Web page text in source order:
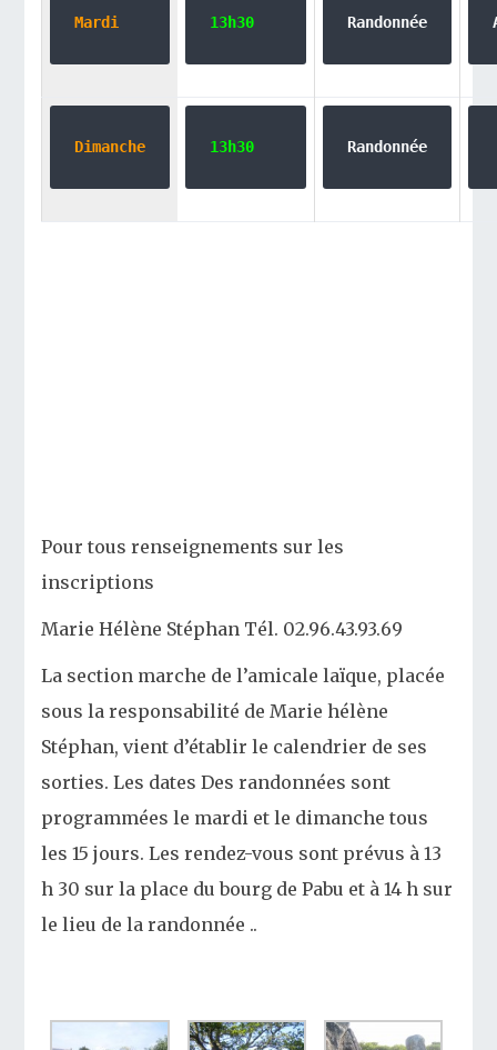
Mardi 13h30 Randonnée
Dimanche 13h30 Randonnée
Pour tous renseignements sur les
inscriptions
Marie Hélène Stéphan Tél. 02.96.43.93.69
La section marche de l’amicale laïque, placée
sous la responsabilité de Marie hélène
Stéphan, vient d’établir le calendrier de ses
sorties. Les dates Des randonnées sont
programmées le mardi et le dimanche tous
les 15 jours. Les rendez-vous sont prévus à 13
h 30 sur la place du bourg de Pabu et à 14 h sur
le lieu de la randonnée ..